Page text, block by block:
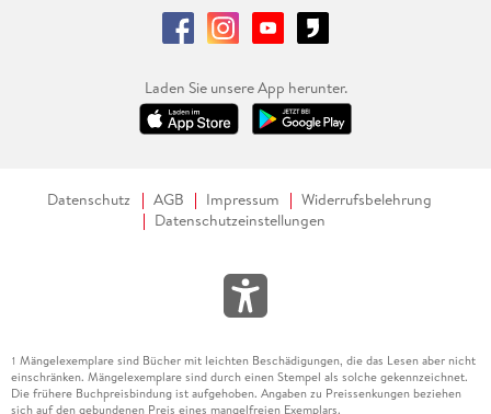
Laden Sie unsere App herunter.
Datenschutz AGB Impressum
Widerrufsbelehrung
Datenschutzeinstellungen
1 Mängelexemplare sind Bücher mit leichten Beschädigungen, die das Lesen aber nicht
einschränken. Mängelexemplare sind durch einen Stempel als solche gekennzeichnet.
Die frühere Buchpreisbindung ist aufgehoben. Angaben zu Preissenkungen beziehen
sich auf den gebundenen Preis eines mangelfreien Exemplars.